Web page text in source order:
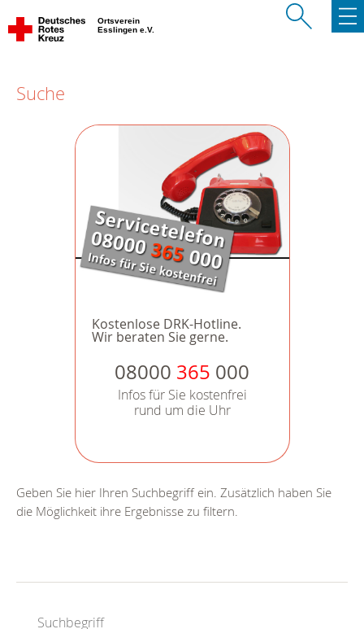
Ortsverein
Esslingen e.V.
Suche
Kostenlose DRK-Hotline.
Wir beraten Sie gerne.
08000 365 000
Infos für Sie kostenfrei
rund um die Uhr
Geben Sie hier Ihren Suchbegriff ein. Zusätzlich haben Sie
die Möglichkeit ihre Ergebnisse zu filtern.